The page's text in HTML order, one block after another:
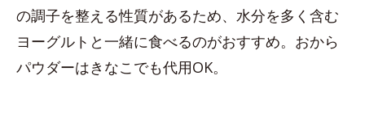
の調子を整える性質があるため、水分を多く含む
ヨーグルトと一緒に食べるのがおすすめ。おから
パウダーはきなこでも代用OK。